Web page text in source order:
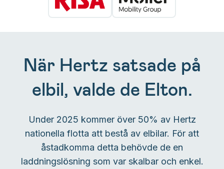
När Hertz satsade på
elbil, valde de Elton.
Under 2025 kommer över 50% av Hertz
nationella flotta att bestå av elbilar. För att
åstadkomma detta behövde de en
laddningslösning som var skalbar och enkel.